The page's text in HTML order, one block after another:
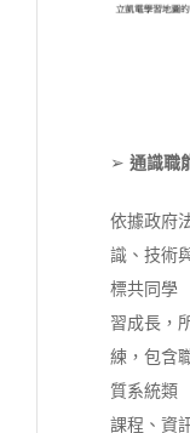
➢ 通識職
依據政府
識、技術
標共同學
習成長，
練，包含
質系統類
課程、資